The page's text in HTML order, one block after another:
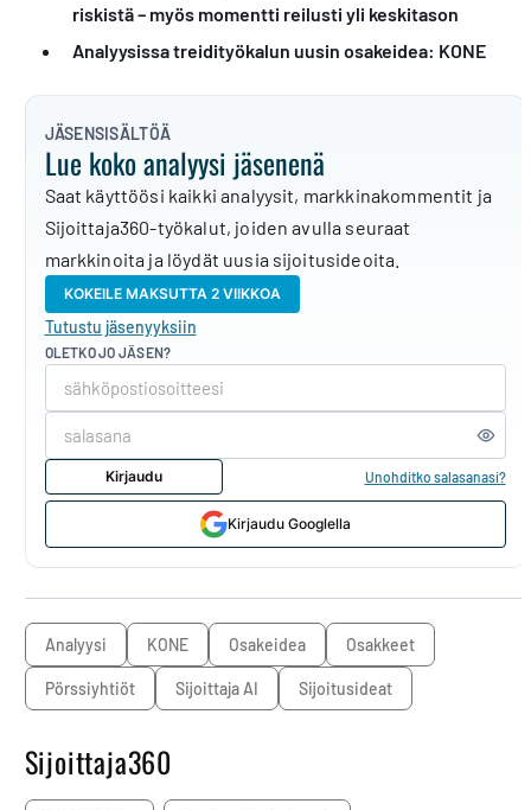
riskistä – myös momentti reilusti yli keskitason
Analyysissa treidityökalun uusin osakeidea: KONE
JÄSENSISÄLTÖÄ
Lue koko analyysi jäsenenä
Saat käyttöösi kaikki analyysit, markkinakommentit ja
Sijoittaja360-työkalut, joiden avulla seuraat
markkinoita ja löydät uusia sijoitusideoita.
KOKEILE MAKSUTTA 2 VIIKKOA
Tutustu jäsenyyksiin
OLETKO JO JÄSEN?
Kirjaudu Unohditko salasanasi?
Kirjaudu Googlella
analyysi KONE osakeidea osakkeet
pörssiyhtiöt Sijoittaja AI sijoitusideat
Sijoittaja360